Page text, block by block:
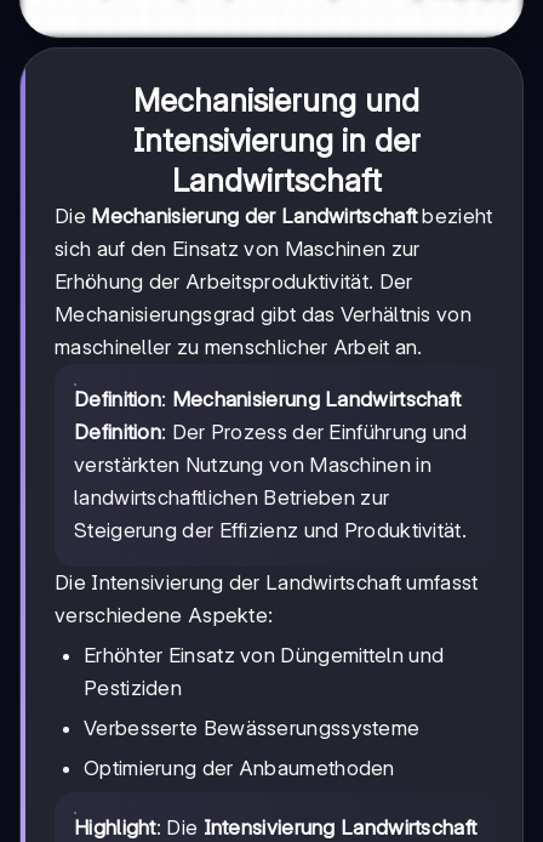
Mechanisierung und
Intensivierung in der
Landwirtschaft
Die Mechanisierung der Landwirtschaftbezieht
sich auf den Einsatz von Maschinen zur
Erhöhung der Arbeitsproduktivität. Der
Mechanisierungsgrad gibt das Verhältnis von
maschineller zu menschlicher Arbeit an.
Definition: Mechanisierung Landwirtschaft
Definition: Der Prozess der Einführung und
verstärkten Nutzung von Maschinen in
landwirtschaftlichen Betrieben zur
Steigerung der Effizienz und Produktivität.
Die Intensivierung der Landwirtschaft umfasst
verschiedene Aspekte:
Erhöhter Einsatz von Düngemitteln und
Pestiziden
Verbesserte Bewässerungssysteme
Optimierung der Anbaumethoden
Highlight: Die Intensivierung Landwirtschaft